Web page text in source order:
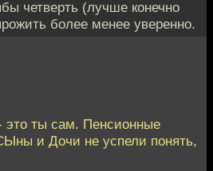
четверть (лучше конечно
более менее уверенно.
ты сам. Пенсионные
и Дочи не успели понять,